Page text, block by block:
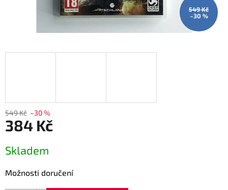
549 Kč
–30 %
549 Kč –30 %
384 Kč
cena:
Skladem
Možnosti doručení